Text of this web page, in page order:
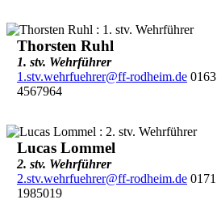
Thorsten Ruhl
1. stv. Wehrführer
1.stv.wehrfuehrer@ff-rodheim.de0163
4567964
Lucas Lommel
2. stv. Wehrführer
2.stv.wehrfuehrer@ff-rodheim.de0171
1985019